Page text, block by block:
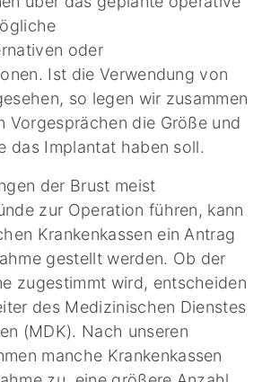
oder
Ist die Verwendung von
so legen wir zusammen
Vorgesprächen die Größe und
das Implantat haben soll.
der Brust meist
zur Operation führen, kann
Krankenkassen ein Antrag
gestellt werden. Ob der
zugestimmt wird, entscheiden
des Medizinischen Dienstes
(MDK). Nach unseren
manche Krankenkassen